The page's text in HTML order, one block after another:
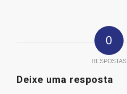
0
RESPOSTAS
Deixe uma resposta